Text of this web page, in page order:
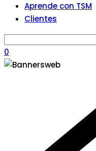
Aprende con TSM
Clientes
0